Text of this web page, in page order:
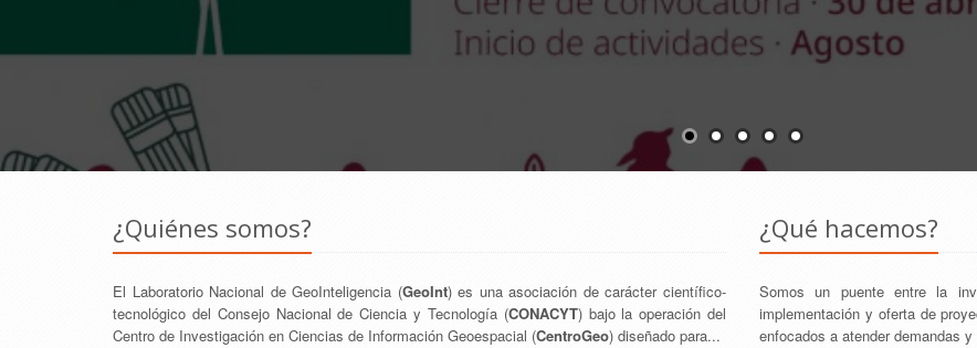
¿Quiénes somos?
El Laboratorio Nacional de GeoInteligencia (GeoInt) es una asociación de carácter científico-
tecnológico del Consejo Nacional de Ciencia y Tecnología (CONACYT) bajo la operación del
Centro de Investigación en Ciencias de Información Geoespacial (CentroGeo) diseñado para...
¿Qué hacemos?
Somos un puente entre la
implementación y oferta de
enfocados a atender demandas